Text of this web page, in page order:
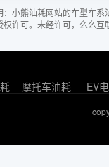
：小熊油耗网站的车型车
权许可。未经许可，么么互
摩托车油耗 EV